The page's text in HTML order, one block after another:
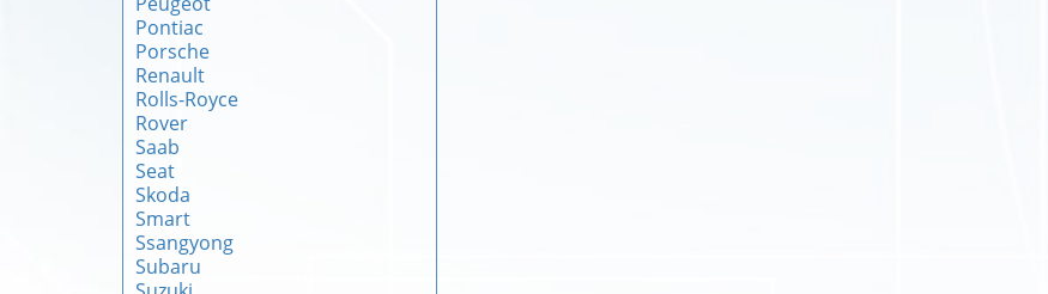
Pontiac
Porsche
Renault
Rolls-Royce
Rover
Saab
Seat
Skoda
Smart
Ssangyong
Subaru